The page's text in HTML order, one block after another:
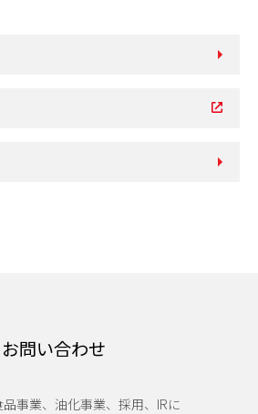
お問い合わせ
事業、油化事業、採用、IRに